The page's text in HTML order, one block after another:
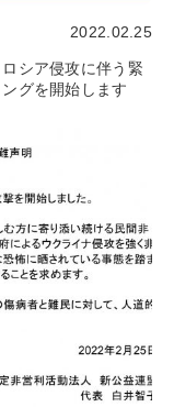
2022.02.25
シア侵攻に伴う緊
グを開始します